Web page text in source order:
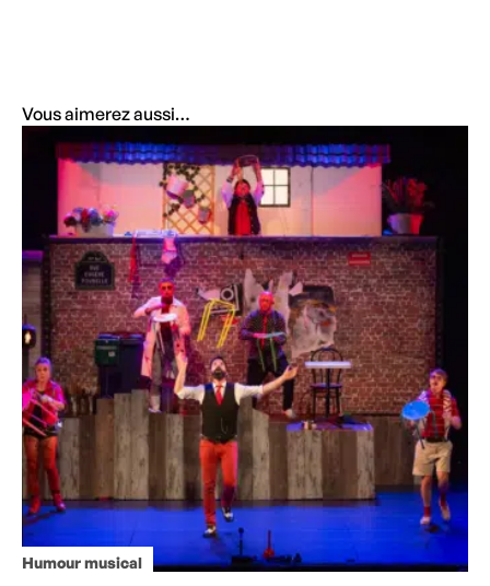
Vous aimerez aussi…
Humour musical